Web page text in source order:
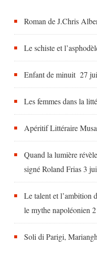
Roman de J.Chris
Le schiste et
Enfant de minuit 27
Les femmes dans la
Apéritif Littéraire
Quand la lumière
signé Roland Frias 3
Le talent et l’ambition
le mythe napoléonien
Soli di Parigi,